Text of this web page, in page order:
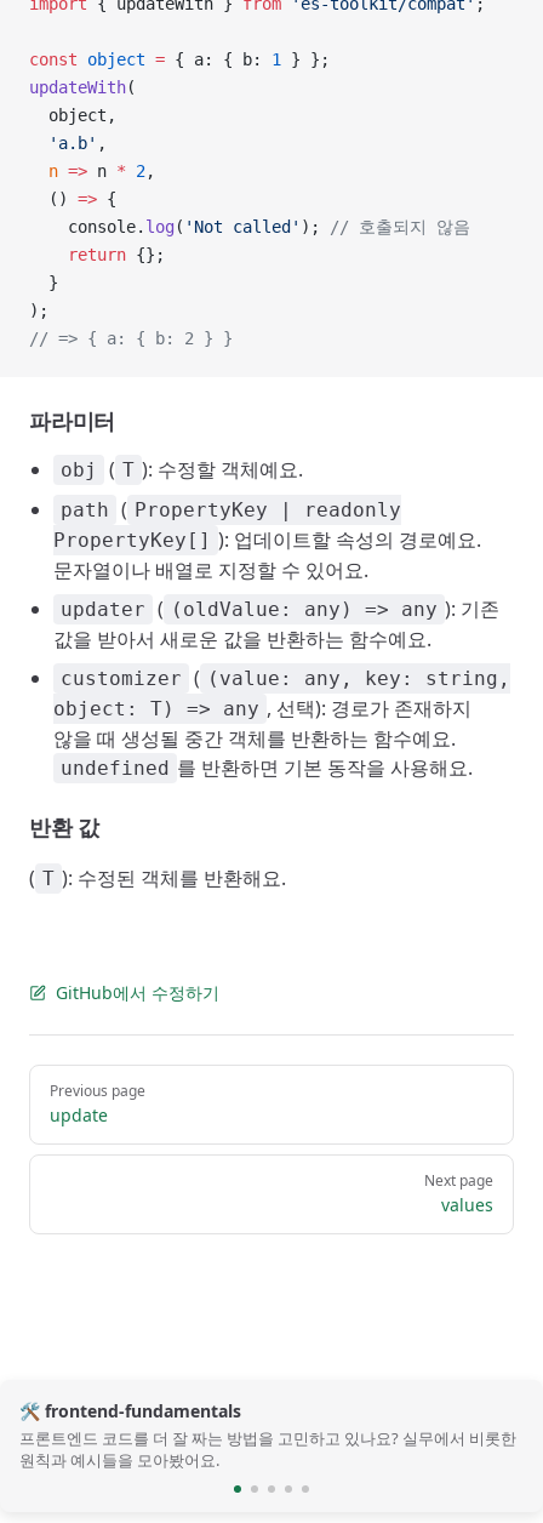
const object = { a: { b: 1
} };
updateWith(
  object,
  'a.b'
,
  n
=> n * 2,
  ()
=> {
    console.
log ( 'Not called' );
// 호출되지 않음
    return
{};
  }
);
// => { a: { b: 2 } }
파라미터
obj ( T ): 수정할 객체예요.
path ( PropertyKey | readonly
PropertyKey[] ): 업데이트할 속성의 경로예요.
문자열이나 배열로 지정할 수 있어요.
updater ( (oldValue: any) => any ): 기존
값을 받아서 새로운 값을 반환하는 함수예요.
customizer ( (value: any, key: string,
object: T) => any , 선택): 경로가 존재하지
않을 때 생성될 중간 객체를 반환하는 함수예요.
undefined 를 반환하면 기본 동작을 사용해요.
반환 값
( T ): 수정된 객체를 반환해요.
GitHub에서 수정하기
Pager
Previous page
update
Next page
values
🛠️ frontend-fundamentals
프론트엔드 코드를 더 잘 짜는 방법을 고민하고 있나요? 실무에서 비롯한
원칙과 예시들을 모아봤어요.